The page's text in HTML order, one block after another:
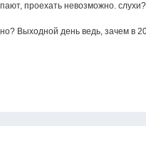
проехать невозможно. слухи?
Выходной день ведь, зачем в